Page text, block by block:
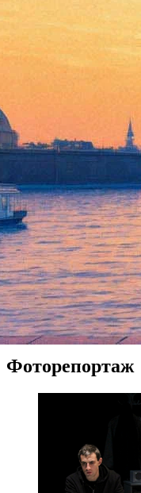
Убийца
21 марта 2013, четверг ,
Версия для печати
Все спектакли
Балтийский дом
Все театры
Финский режиссер
Шахмардан поставил в
кавказского земляка
Подробнее...
Фоторепортаж